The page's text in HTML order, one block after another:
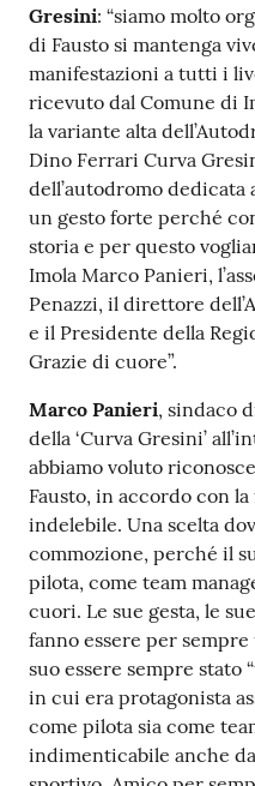
Gresini: “siamo molto
di Fausto si mantenga
manifestazioni a tutti i
ricevuto dal Comune di
la variante alta
Dino Ferrari Curva
dell’autodromo dedicata
un gesto forte perché
storia e per questo
Imola Marco Panieri,
Penazzi, il direttore
e il Presidente della
Grazie di cuore”.
Marco Panieri, sindaco
della ‘Curva Gresini’
abbiamo voluto
Fausto, in accordo con
indelebile. Una scelta
commozione, perché il
pilota, come team
cuori. Le sue gesta, le
fanno essere per
suo essere sempre stato
in cui era protagonista
come pilota sia come
indimenticabile anche